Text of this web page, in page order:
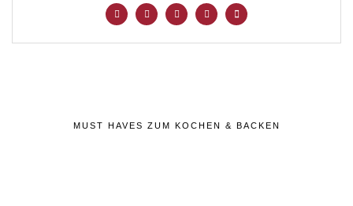
MUST HAVES ZUM KOCHEN & BACKEN